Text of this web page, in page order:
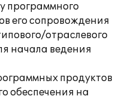
программного
его сопровождения
отраслевого
начала ведения
продуктов
обеспечения на